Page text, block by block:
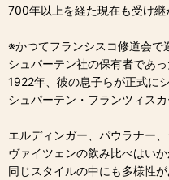
700年以上を経た現在も受け継
※かつてフランシスコ修道会で
シュパーテン社の保有者であ
1922年、彼の息子らが正式に
シュパーテン・フランツィス
エルディンガー、パウラナー
ヴァイツェンの飲み比べはいか
同じスタイルの中にも多様性が